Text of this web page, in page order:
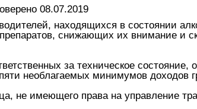
08.07.2019
находящихся в состоянии
снижающих их внимание и
за техническое
необлагаемых минимумов доходов
не имеющего права на управление